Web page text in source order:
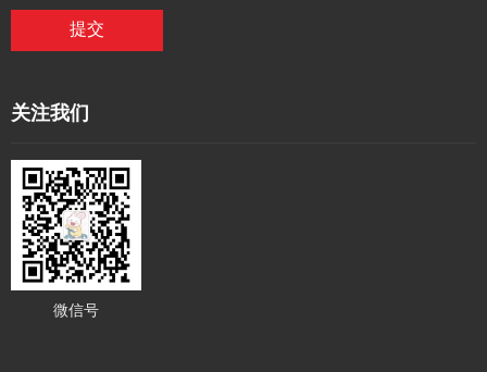
提交
关注我们
微信号